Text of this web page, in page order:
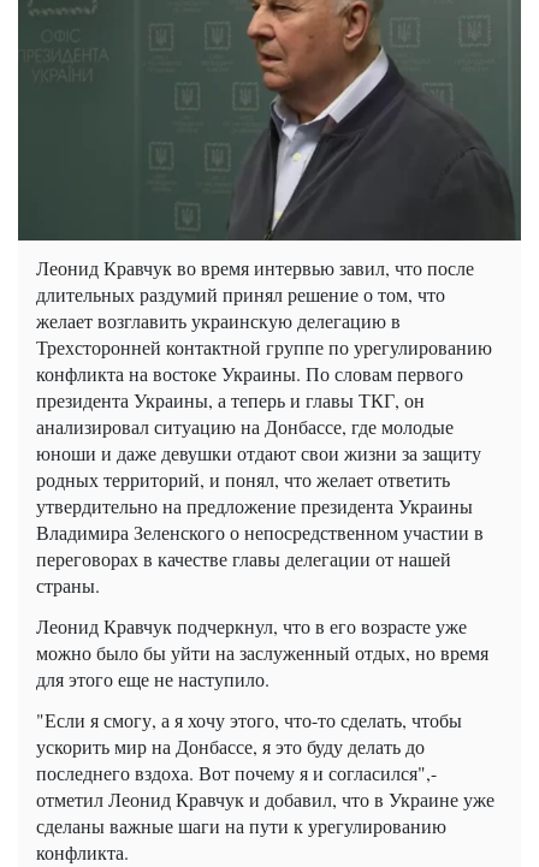
Леонид Кравчук во время интервью завил, что после
длительных раздумий принял решение о том, что
желает возглавить украинскую делегацию в
Трехсторонней контактной группе по урегулированию
конфликта на востоке Украины. По словам первого
президента Украины, а теперь и главы ТКГ, он
анализировал ситуацию на Донбассе, где молодые
юноши и даже девушки отдают свои жизни за защиту
родных территорий, и понял, что желает ответить
утвердительно на предложение президента Украины
Владимира Зеленского о непосредственном участии в
переговорах в качестве главы делегации от нашей
страны.
Леонид Кравчук подчеркнул, что в его возрасте уже
можно было бы уйти на заслуженный отдых, но время
для этого еще не наступило.
"Если я смогу, а я хочу этого, что-то сделать, чтобы
ускорить мир на Донбассе, я это буду делать до
последнего вздоха. Вот почему я и согласился",-
отметил Леонид Кравчук и добавил, что в Украине уже
сделаны важные шаги на пути к урегулированию
конфликта.